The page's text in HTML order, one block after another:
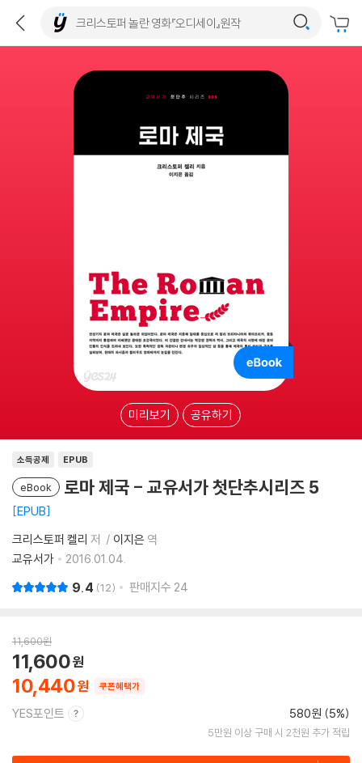
미리보기 공유하기
소득공제 EPUB
eBook 로마 제국 - 교유서가 첫단추시리즈 5
EPUB
크리스토퍼 켈리 저 이지은 역
교유서가
2016.01.04.
9.4 12 판매지수 24
11,600원
10,440
11,600
쿠폰혜택가
YES포인트 580원 (5%)
5만원 이상 구매 시 2천원 추가 적립